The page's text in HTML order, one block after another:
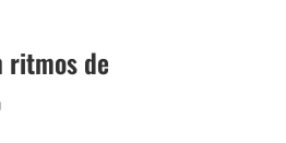
ritmos de